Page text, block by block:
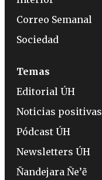
Correo Semanal
Sociedad
Temas
Editorial ÚH
Noticias positivas
Pódcast ÚH
Newsletters ÚH
Ñandejara Ñe’ẽ